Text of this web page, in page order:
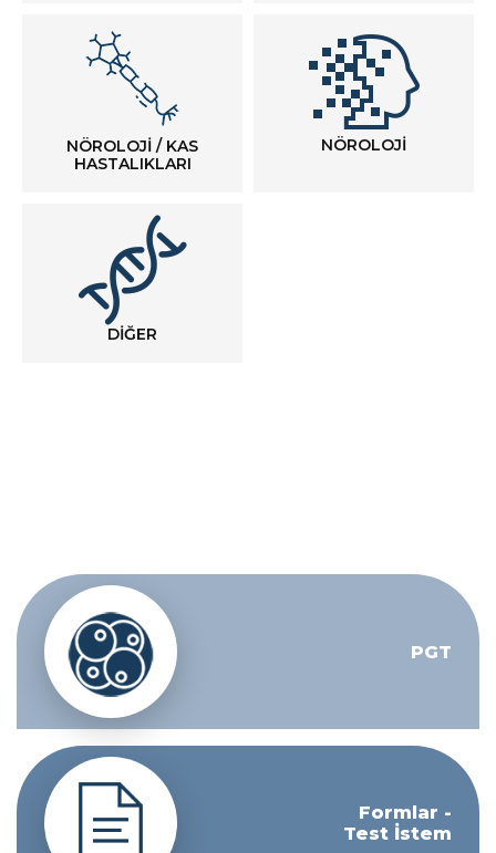
NÖROLOJİ / KAS
HASTALIKLARI
NÖROLOJİ
DİĞER
PGT
Formlar -
Test İstem